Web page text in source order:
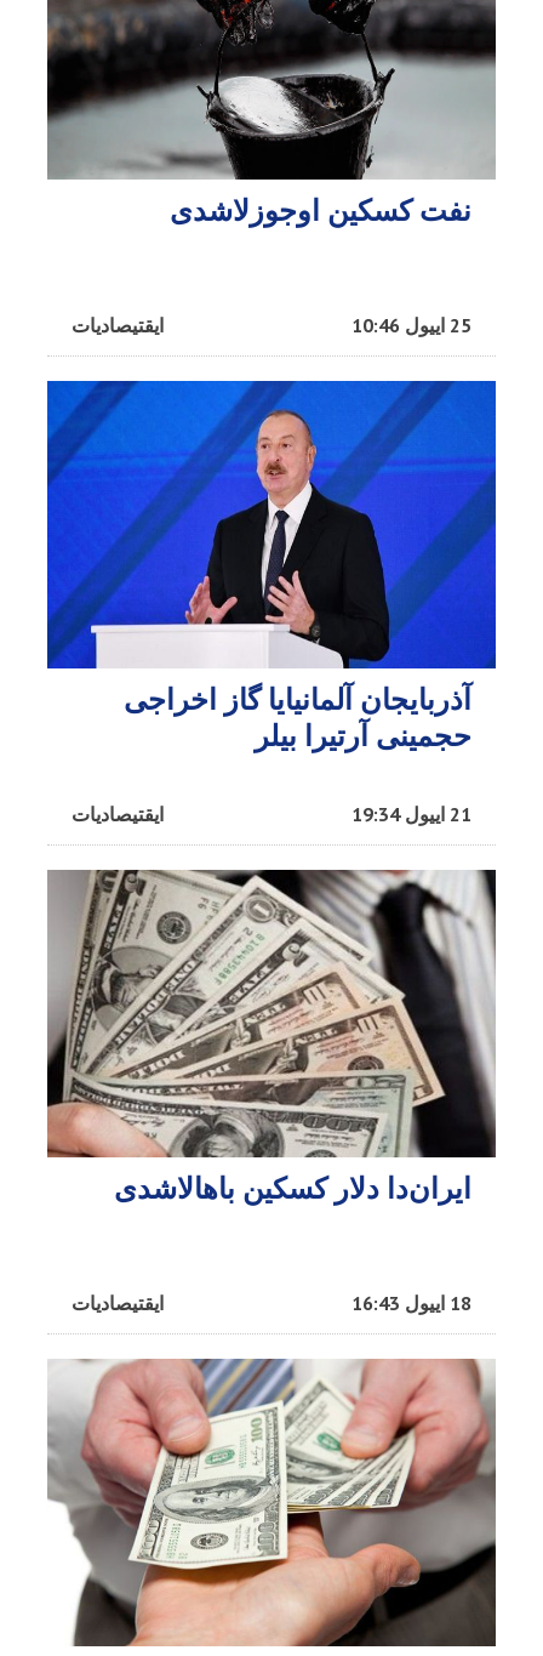
نفت کسکین اوجوزلاشدی
ایقتیصادیات 25 اییول 10:46
آذربایجان آلمانیایا گاز اخراجی
حجمینی آرتیرا بیلر
ایقتیصادیات 21 اییول 19:34
ایران‌دا دلار کسکین باهالاشدی
ایقتیصادیات 18 اییول 16:43